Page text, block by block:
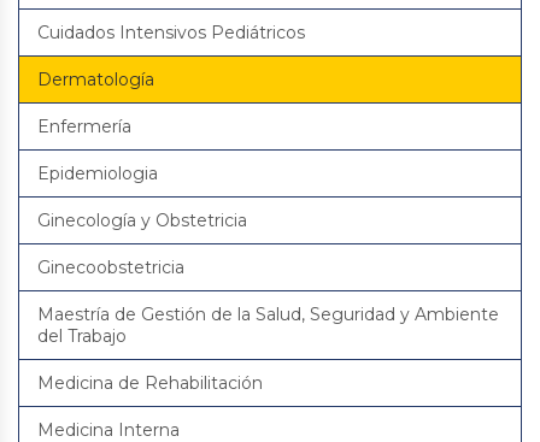
Cuidados Intensivos Pediátricos
Dermatología
Enfermería
Epidemiologia
Ginecología y Obstetricia
Ginecoobstetricia
Maestría de Gestión de la Salud, Seguridad y Ambiente
del Trabajo
Medicina de Rehabilitación
Medicina Interna